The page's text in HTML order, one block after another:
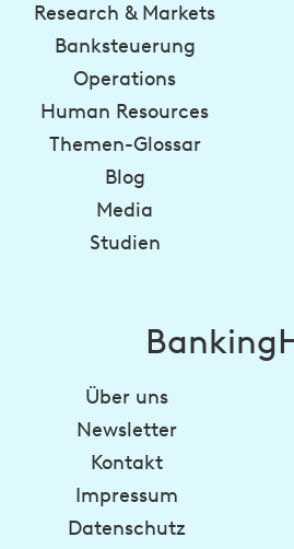
Research & Markets
Banksteuerung
Operations
Human Resources
Themen-Glossar
Blog
Media
Studien
Über uns
Newsletter
Kontakt
Impressum
Datenschutz